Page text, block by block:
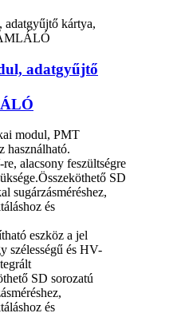
adatgyűjtő
modul, PMT
használható.
alacsony feszültségre
SD
sugárzásméréshez,
és
eszköz a jel
szélességű és HV-
SD sorozatú
és